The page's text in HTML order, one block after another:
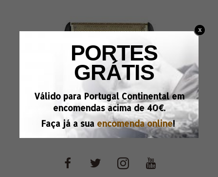
PORTES
GRÁTIS
Válido para Portugal Continental em
encomendas acima de 40€.
Faça já a sua encomenda online!